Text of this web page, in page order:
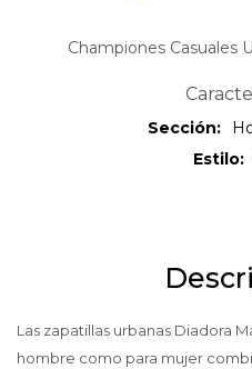
Championes Casuales
Sección
Estilo
Las zapatillas urbanas Diadora
hombre como para mujer